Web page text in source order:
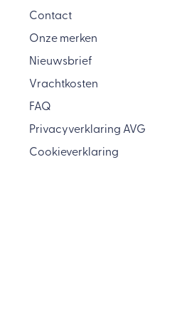
Contact
Onze merken
Nieuwsbrief
Vrachtkosten
FAQ
Privacyverklaring AVG
Cookieverklaring